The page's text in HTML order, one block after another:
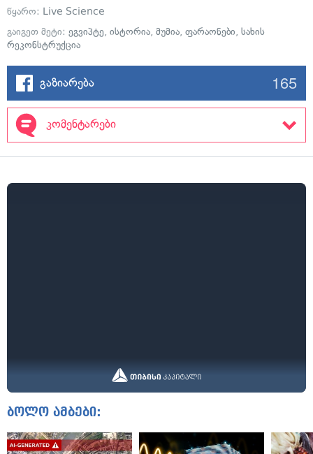
წყარო: Live Science
გაიგეთ მეტი: ეგვიპტე, ისტორია, მუმია, ფარაონები, სახის
რეკონსტრუქცია
გაზიარება 165
კომენტარები
ბოლო ამბები: